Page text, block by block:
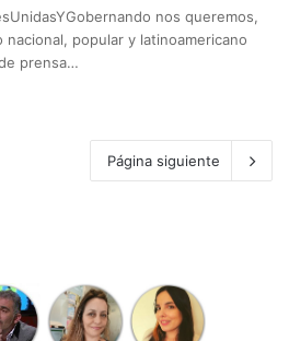
nos queremos,
popular y latinoamericano
prensa…
Página siguiente